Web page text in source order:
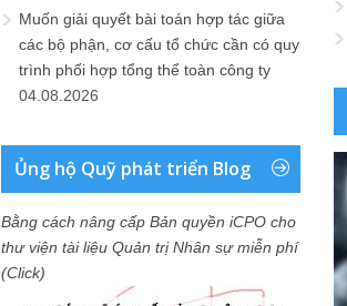
Muốn giải quyết bài toán hợp tác giữa
các bộ phận, cơ cấu tổ chức cần có quy
trình phối hợp tổng thể toàn công ty
04.08.2026
Ủng hộ Quỹ phát triển Blog
Bằng cách nâng cấp Bản quyền iCPO cho
thư viện tài liệu Quản trị Nhân sự miễn phí
(Click)